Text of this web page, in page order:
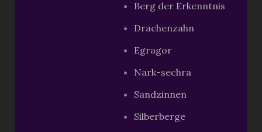
Berg der Erkenntnis
Drachenzahn
Egragor
Nark-sechra
Sandzinnen
Silberberge